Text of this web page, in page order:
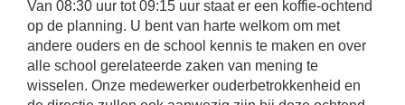
Van 08:30 uur tot 09:15 uur staat er een koffie-ochtend
op de planning. U bent van harte welkom om met
andere ouders en de school kennis te maken en over
alle school gerelateerde zaken van mening te
wisselen. Onze medewerker ouderbetrokkenheid en